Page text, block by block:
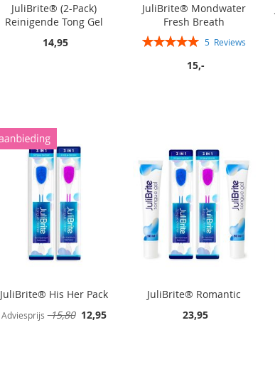
JuliBrite®️ (2-Pack)
Reinigende Tong Gel
14,95
JuliBrite® Mondwater
Fresh Breath
Rating:
5 Reviews
15,-
JuliBrite® His Her Pack
Adviesprijs 15,80 Speciale
12,95
JuliBrite® Romantic
23,95